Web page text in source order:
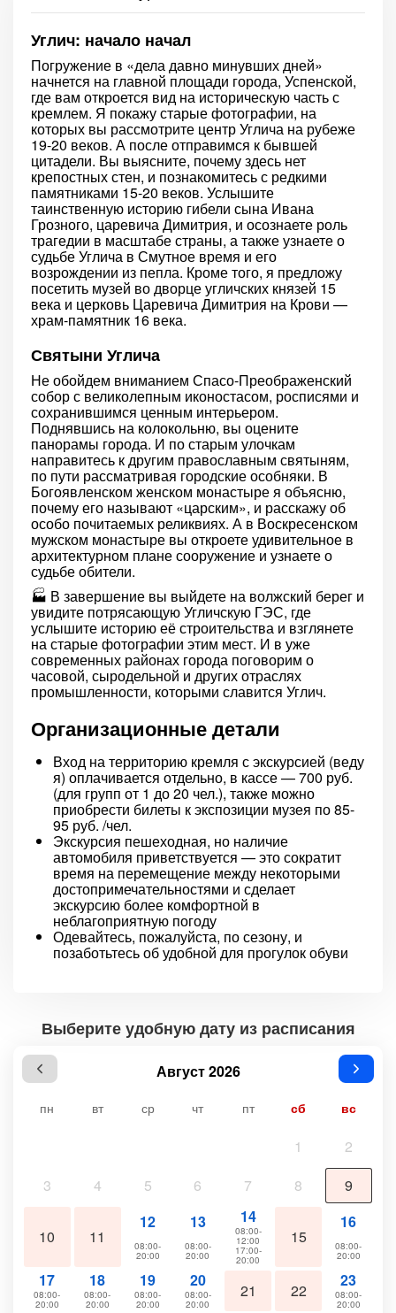
Углич: начало начал
Погружение в «дела давно минувших дней»
начнется на главной площади города, Успенской,
где вам откроется вид на историческую часть с
кремлем. Я покажу старые фотографии, на
которых вы рассмотрите центр Углича на рубеже
19-20 веков. А после отправимся к бывшей
цитадели. Вы выясните, почему здесь нет
крепостных стен, и познакомитесь с редкими
памятниками 15-20 веков. Услышите
таинственную историю гибели сына Ивана
Грозного, царевича Димитрия, и осознаете роль
трагедии в масштабе страны, а также узнаете о
судьбе Углича в Смутное время и его
возрождении из пепла. Кроме того, я предложу
посетить музей во дворце угличских князей 15
века и церковь Царевича Димитрия на Крови —
храм-памятник 16 века.
Святыни Углича
Не обойдем вниманием Спасо-Преображенский
собор с великолепным иконостасом, росписями и
сохранившимся ценным интерьером.
Поднявшись на колокольню, вы оцените
панорамы города. И по старым улочкам
направитесь к другим православным святыням,
по пути рассматривая городские особняки. В
Богоявленском женском монастыре я объясню,
почему его называют «царским», и расскажу об
особо почитаемых реликвиях. А в Воскресенском
мужском монастыре вы откроете удивительное в
архитектурном плане сооружение и узнаете о
судьбе обители.
🏭 В завершение вы выйдете на волжский берег и
увидите потрясающую Угличскую ГЭС, где
услышите историю её строительства и взглянете
на старые фотографии этим мест. И в уже
современных районах города поговорим о
часовой, сыродельной и других отраслях
промышленности, которыми славится Углич.
Организационные детали
Вход на территорию кремля с экскурсией (веду
я) оплачивается отдельно, в кассе — 700 руб.
(для групп от 1 до 20 чел.), также можно
приобрести билеты к экспозиции музея по 85-
95 руб. /чел.
Экскурсия пешеходная, но наличие
автомобиля приветствуется — это сократит
время на перемещение между некоторыми
достопримечательностями и сделает
экскурсию более комфортной в
неблагоприятную погоду
Одевайтесь, пожалуйста, по сезону, и
позаботьтесь об удобной для прогулок обуви
Выберите удобную дату из расписания
Август 2026
пн вт ср чт пт сб вс
1
2
3
4 5 6 7 8 9
10 11
12
08:00-
20:00
13
08:00-
20:00
14
08:00-
12:00
17:00-
20:00
15
16
08:00-
20:00
17
08:00-
20:00
18
08:00-
20:00
19
08:00-
20:00
20
08:00-
20:00
21 22
23
08:00-
20:00